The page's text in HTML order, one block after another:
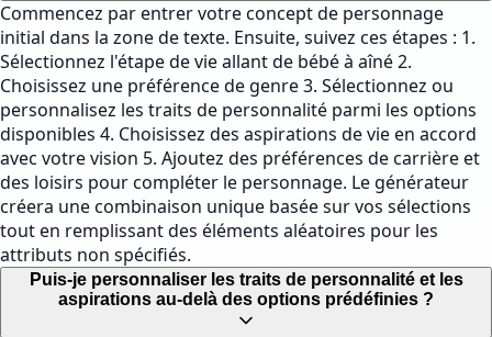
Commencez par entrer votre concept de personnage
initial dans la zone de texte. Ensuite, suivez ces étapes : 1.
Sélectionnez l'étape de vie allant de bébé à aîné 2.
Choisissez une préférence de genre 3. Sélectionnez ou
personnalisez les traits de personnalité parmi les options
disponibles 4. Choisissez des aspirations de vie en accord
avec votre vision 5. Ajoutez des préférences de carrière et
des loisirs pour compléter le personnage. Le générateur
créera une combinaison unique basée sur vos sélections
tout en remplissant des éléments aléatoires pour les
attributs non spécifiés.
Puis-je personnaliser les traits de personnalité et les
aspirations au-delà des options prédéfinies ?